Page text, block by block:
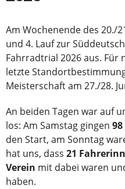
Am Wochenende des 20./
und 4. Lauf zur
Fahrradtrial 2026 aus. Für
letzte
Meisterschaft am 27./28.
An beiden Tagen war auf
los: Am Samstag gingen
den Start, am Sonntag
hat uns, dass 21
Verein mit dabei waren
haben.